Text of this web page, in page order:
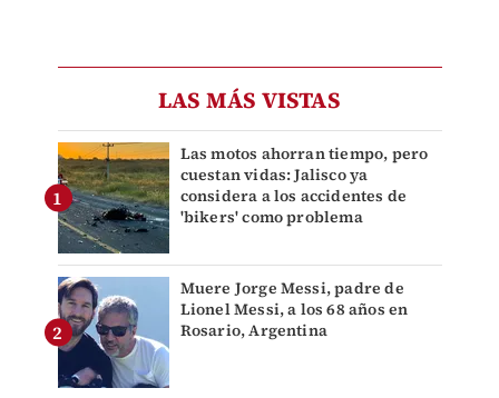
LAS MÁS VISTAS
Las motos ahorran tiempo, pero
cuestan vidas: Jalisco ya
considera a los accidentes de
'bikers' como problema
Muere Jorge Messi, padre de
Lionel Messi, a los 68 años en
Rosario, Argentina